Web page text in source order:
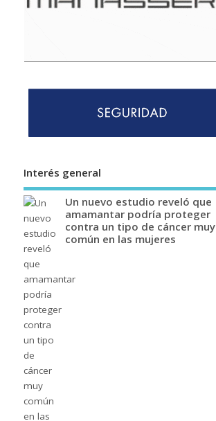
Interés general
Un nuevo estudio reveló que
amamantar podría proteger
contra un tipo de cáncer muy
común en las mujeres